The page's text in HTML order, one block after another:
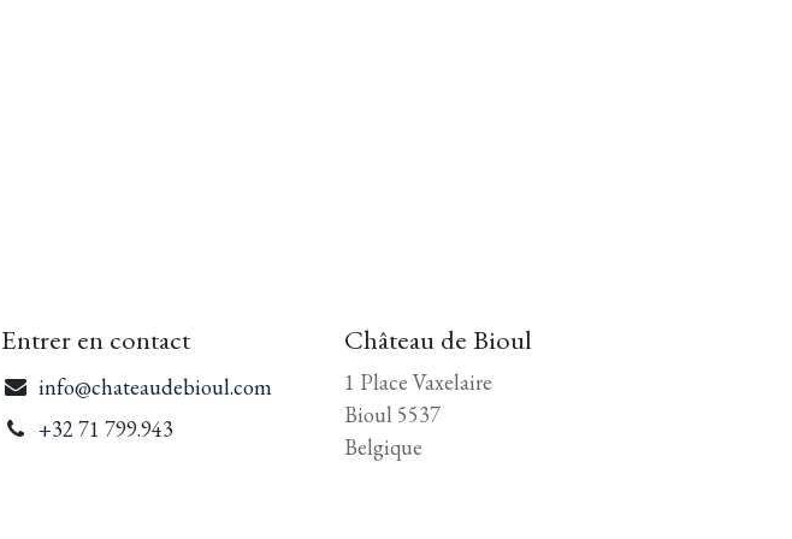
Entrer en contact
info@chateaudebioul.com
+32 71 799.943
Château de Bioul
1 Place Vaxelaire
Bioul 5537
Belgique